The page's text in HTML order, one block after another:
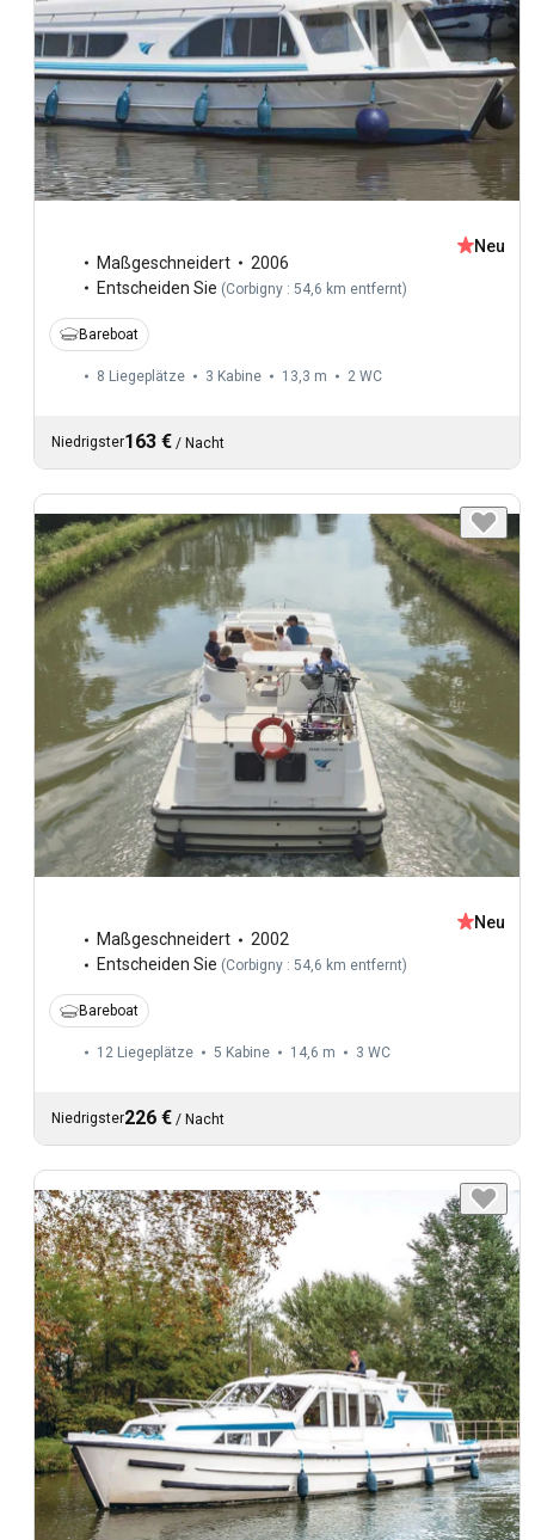
Maßgeschneidert
2006
Entscheiden Sie (Corbigny : 54,6 km entfernt)
Neu
Bareboat
8 Liegeplätze 3 Kabine 13,3 m 2 WC
Niedrigster163 € / Nacht
Maßgeschneidert
2002
Entscheiden Sie (Corbigny : 54,6 km entfernt)
Neu
Bareboat
12 Liegeplätze 5 Kabine 14,6 m 3 WC
Niedrigster226 € / Nacht